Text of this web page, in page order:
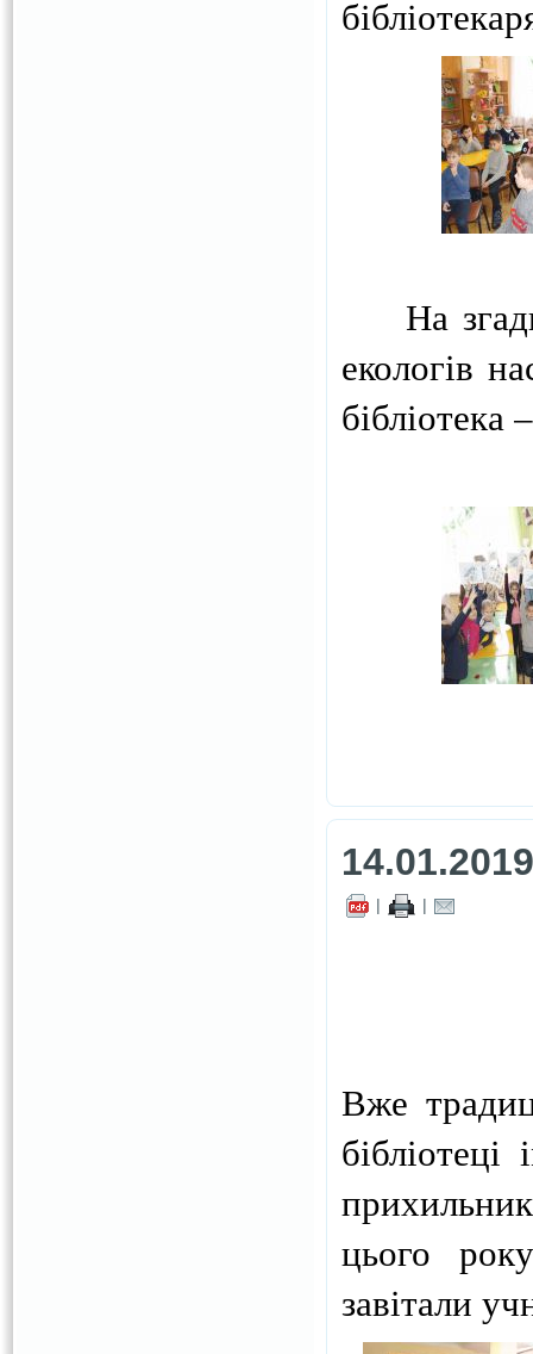
На
екологів
бібліотека
14.01.2019
| |
Вже
цього
завітали